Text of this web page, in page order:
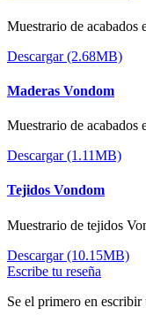
Muestrario de acabados
Descargar (2.68MB)
Maderas Vondom
Muestrario de acabados
Descargar (1.11MB)
Tejidos Vondom
Muestrario de tejidos
Descargar (10.15MB)
Escribe tu reseña
Se el primero en escribir